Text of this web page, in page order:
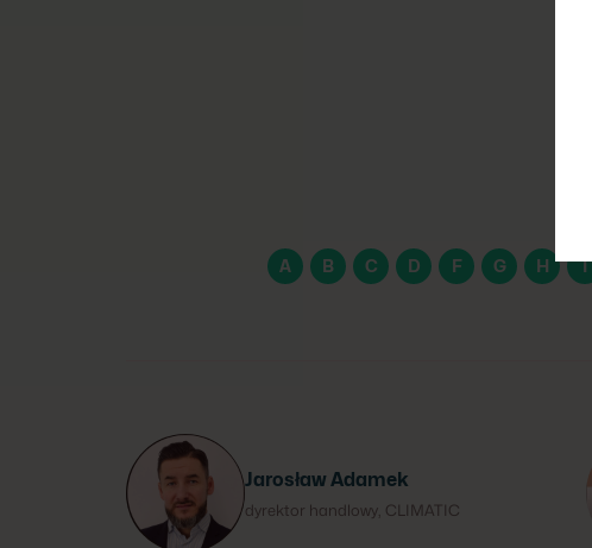
A B C D F G H I
Jarosław Adamek
dyrektor handlowy, CLIMATIC